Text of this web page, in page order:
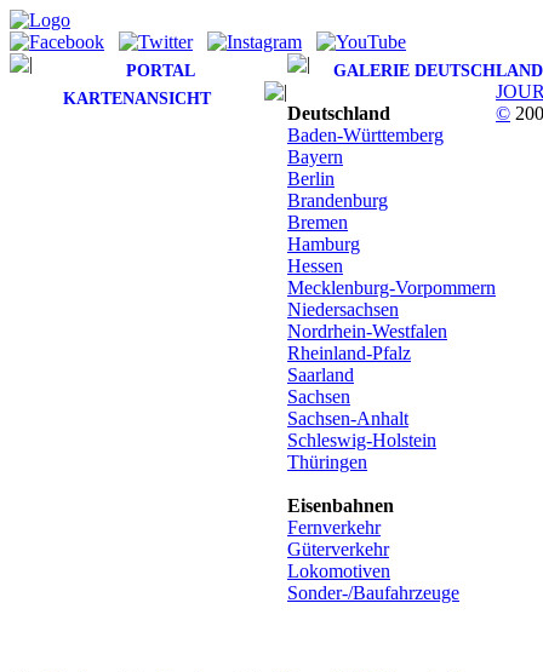
PORTAL
GALERIE DEUTSCHLAND
KARTENANSICHT
Deutschland
Baden-Württemberg
Bayern
Berlin
Brandenburg
Bremen
Hamburg
Hessen
Mecklenburg-Vorpommern
Niedersachsen
Nordrhein-Westfalen
Rheinland-Pfalz
Saarland
Sachsen
Sachsen-Anhalt
Schleswig-Holstein
Thüringen
Eisenbahnen
Fernverkehr
Güterverkehr
Lokomotiven
Sonder-/Baufahrzeuge
©